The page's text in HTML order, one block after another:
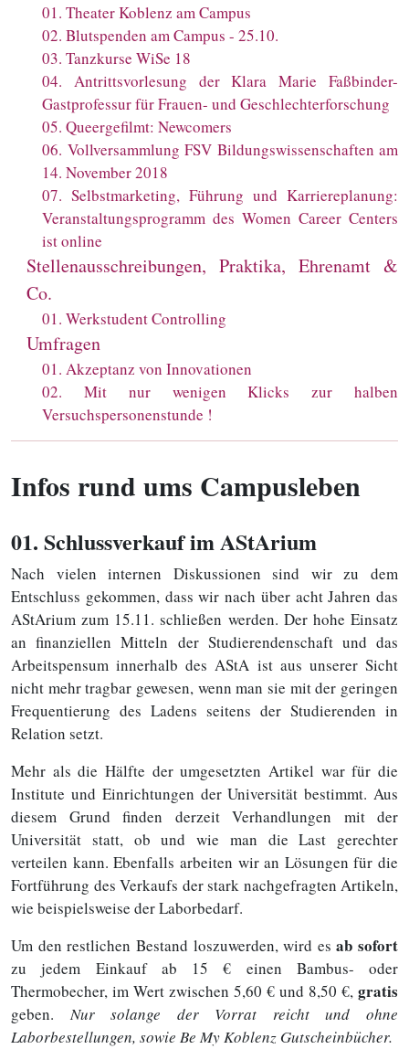
01. Theater Koblenz am Campus
02. Blutspenden am Campus - 25.10.
03. Tanzkurse WiSe 18
04. Antrittsvorlesung der Klara Marie Faßbinder-
Gastprofessur für Frauen- und Geschlechterforschung
05. Queergefilmt: Newcomers
06. Vollversammlung FSV Bildungswissenschaften am
14. November 2018
07. Selbstmarketing, Führung und Karriereplanung:
Veranstaltungsprogramm des Women Career Centers
ist online
Stellenausschreibungen, Praktika, Ehrenamt &
Co.
01. Werkstudent Controlling
Umfragen
01. Akzeptanz von Innovationen
02. Mit nur wenigen Klicks zur halben
Versuchspersonenstunde !
Infos rund ums Campusleben
01. Schlussverkauf im AStArium
Nach vielen internen Diskussionen sind wir zu dem
Entschluss gekommen, dass wir nach über acht Jahren das
AStArium zum 15.11. schließen werden. Der hohe Einsatz
an finanziellen Mitteln der Studierendenschaft und das
Arbeitspensum innerhalb des AStA ist aus unserer Sicht
nicht mehr tragbar gewesen, wenn man sie mit der geringen
Frequentierung des Ladens seitens der Studierenden in
Relation setzt.
Mehr als die Hälfte der umgesetzten Artikel war für die
Institute und Einrichtungen der Universität bestimmt. Aus
diesem Grund finden derzeit Verhandlungen mit der
Universität statt, ob und wie man die Last gerechter
verteilen kann. Ebenfalls arbeiten wir an Lösungen für die
Fortführung des Verkaufs der stark nachgefragten Artikeln,
wie beispielsweise der Laborbedarf.
Um den restlichen Bestand loszuwerden, wird esab sofort
zu jedem Einkauf ab 15 € einen Bambus- oder
Thermobecher, im Wert zwischen 5,60 € und 8,50 €, gratis
geben. Nur solange der Vorrat reicht und ohne
Laborbestellungen, sowie Be My Koblenz Gutscheinbücher.